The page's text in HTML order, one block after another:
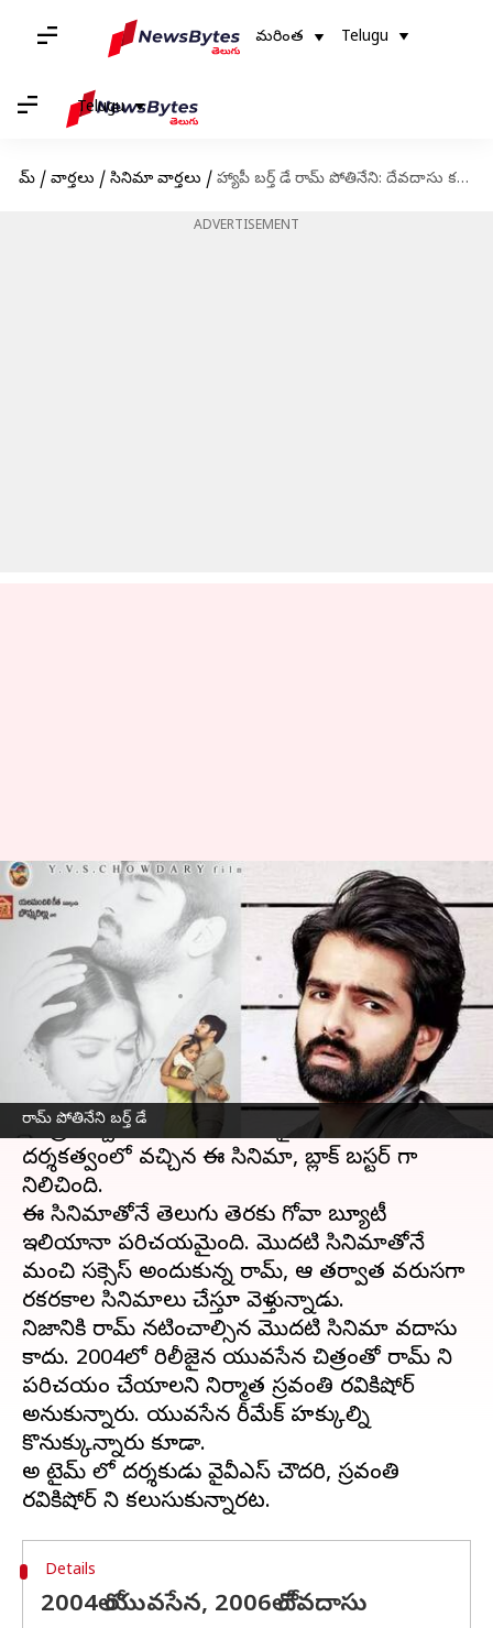
మరింత Telugu
Telugu
హోమ్ / వార్తలు / సినిమా వార్తలు / హ్యాపీ బర్త్ డే రామ్ పోతినేని: దేవదాసు కన్నా ముందు రామ్ చేయాల్సిన మొదటి సినిమా ఏంటో తెలుసా?
ADVERTISEMENT
రామ్ పోతినేని బర్త్ డే
హ్యాపీ బర్త్ డే రామ్ పోతినేని: దేవదాసు
కన్నా ముందు రామ్ చేయాల్సిన
మొదటి సినిమా ఏంటో తెలుసా?
వ్రాసిన వారు Sriram Pranateja 11:19 am
ఈ వార్తాకథనం ఏంటి
దేవదాసు సినిమాతో తెలుగు సినిమాల్లోకిరామ్ పోతినేని
ఎంట్రీ ఇచ్చిన సంగతి తెలిసిందే. వైవీఎస్ చౌదరి
దర్శకత్వంలో వచ్చిన ఈ సినిమా, బ్లాక్ బస్టర్ గా
నిలిచింది.
ఈ సినిమాతోనే తెలుగు తెరకు గోవా బ్యూటీ
ఇలియానా పరిచయమైంది. మొదటి సినిమాతోనే
మంచి సక్సెస్ అందుకున్న రామ్, ఆ తర్వాత వరుసగా
రకరకాల సినిమాలు చేస్తూ వెళ్తున్నాడు.
నిజానికి రామ్ నటించాల్సిన మొదటి సినిమా దేవదాసు
కాదు. 2004లో రిలీజైన యువసేన చిత్రంతో రామ్ ని
పరిచయం చేయాలని నిర్మాత స్రవంతి రవికిషోర్
అనుకున్నారు. యువసేన రీమేక్ హక్కుల్ని
కొనుక్కున్నారు కూడా.
అదే టైమ్ లో దర్శకుడు వైవీఎస్ చౌదరి, స్రవంతి
Details
2004లో యువసేన, 2006లో దేవదాసు